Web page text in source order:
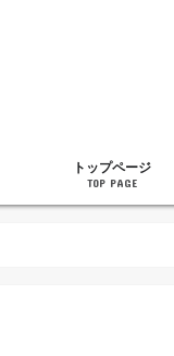
トップページ
TOP PAGE